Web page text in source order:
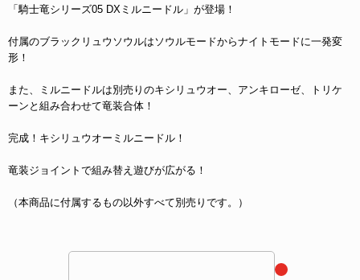
「騎士竜シリーズ05 DXミルニードル」が登場！
付属のブラックリュウソウルはソウルモードからナイトモードに一発変
形！
また、ミルニードルは別売りのキシリュウオー、アンキローゼ、トリケ
ーンと組み合わせて竜装合体！
完成！キシリュウオーミルニードル！
竜装ジョイントで組み替え遊びが広がる！
（本商品に付属するもの以外すべて別売りです。）